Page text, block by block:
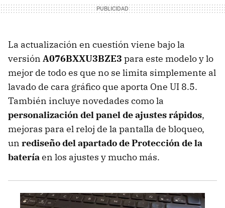
La actualización en cuestión viene bajo la
versión A076BXXU3BZE3 para este modelo y lo
mejor de todo es que no se limita simplemente al
lavado de cara gráfico que aporta One UI 8.5.
También incluye novedades como la
personalización del panel de ajustes rápidos,
mejoras para el reloj de la pantalla de bloqueo,
un rediseño del apartado de Protección de la
bateríaen los ajustes y mucho más.